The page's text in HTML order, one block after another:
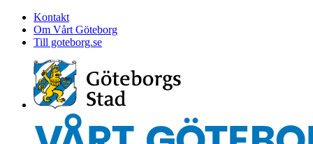
Kontakt
Om Vårt Göteborg
Till goteborg.se